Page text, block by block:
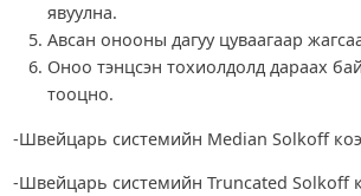
явуулна.
Авсан онооны дагуу цуваагаар
Оноо тэнцсэн тохиолдолд дараах
тооцно.
-Швейцарь системийн Median Solkoff
-Швейцарь системийн Truncated Solkoff